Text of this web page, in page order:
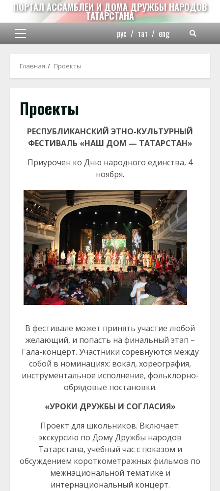
Перейти
содержимому
ПОРТАЛ АССАМБЛЕИ И ДОМА ДРУЖБЫ НАРОДОВ
ТАТАРСТАНА
Основное
рус / тат / eng
Главная Проекты
Проекты
РЕСПУБЛИКАНСКИЙ ЭТНО-КУЛЬТУРНЫЙ
ФЕСТИВАЛЬ «НАШ ДОМ — ТАТАРСТАН»
Приурочен ко Дню народного единства, 4
ноября.
В фестивале может принять участие любой
желающий, и попасть на финальный этап –
Гала-концерт. Участники соревнуются между
собой в номинациях: вокал, хореография,
инструментальное исполнение, фольклорно-
обрядовые постановки.
«УРОКИ ДРУЖБЫ И СОГЛАСИЯ»
Проект для школьников. Включает:
экскурсию по Дому Дружбы народов
Татарстана, учебный час с показом и
обсуждением короткометражных фильмов по
межнациональной тематике и
интернациональный концерт.